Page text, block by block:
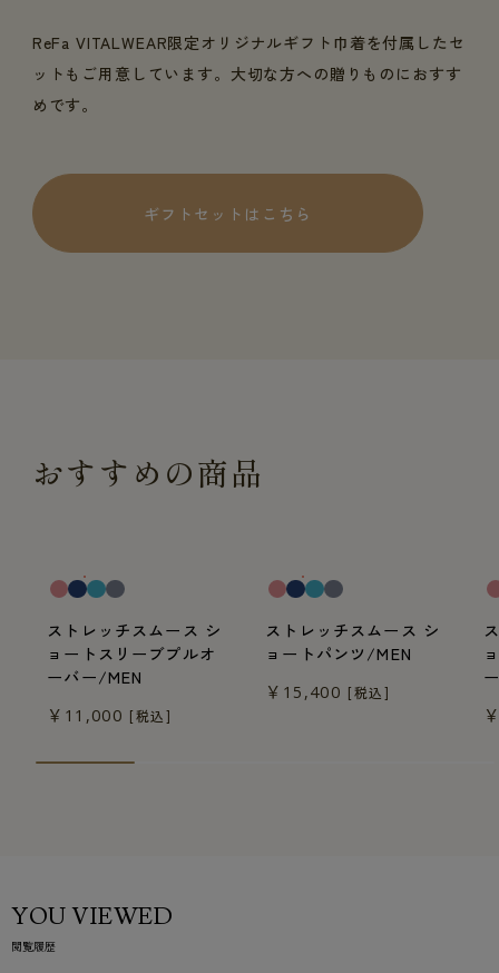
ReFa VITALWEAR限定オリジナルギフト巾着を付属したセ
ットもご用意しています。大切な方への贈りものにおすす
めです。
ギフトセットはこちら
おすすめの商品
ストレッチスムース シ
ョートスリーブプルオ
ーバー/MEN
￥11,000 [税込]
ストレッチスムース シ
ョートパンツ/MEN
￥15,400 [税込]
YOU VIEWED
閲覧履歴